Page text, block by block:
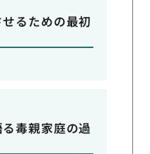
るための最初
毒親家庭の過